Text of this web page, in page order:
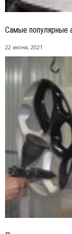
Самые популярные
22 июня, 2021